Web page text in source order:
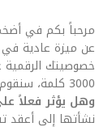
مرحباً بكم في
عن ميزة عادية في
خصوصيتك الرقمية
3000 كلمة، سنقوم بتشريح تقنية
وهل يؤثر فعلاً
نشأتها إلى أعقد